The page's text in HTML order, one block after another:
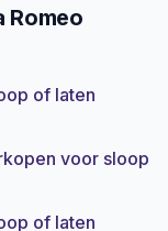
Romeo
of laten
voor sloop
of laten